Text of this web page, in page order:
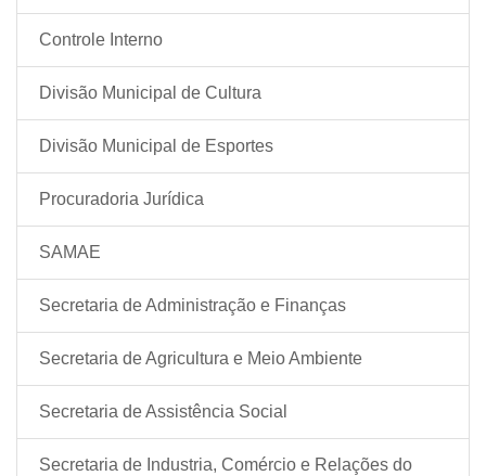
Controle Interno
Divisão Municipal de Cultura
Divisão Municipal de Esportes
Procuradoria Jurídica
SAMAE
Secretaria de Administração e Finanças
Secretaria de Agricultura e Meio Ambiente
Secretaria de Assistência Social
Secretaria de Industria, Comércio e Relações do